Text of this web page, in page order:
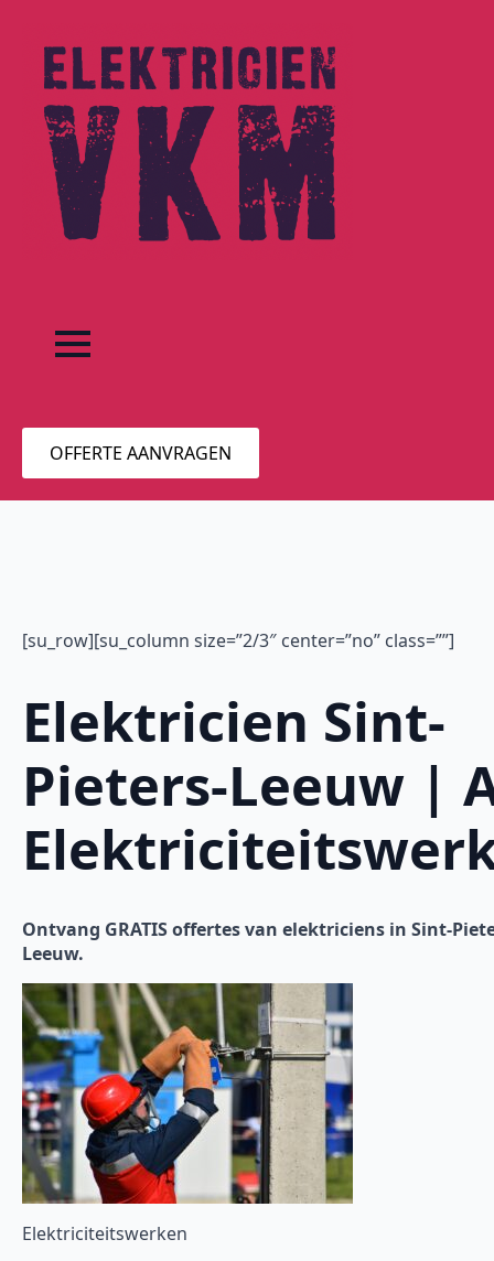
OFFERTE AANVRAGEN
[su_row][su_column size=”2/3″ center=”no” class=””]
Elektricien Sint-
Pieters-Leeuw |
Ontvang GRATIS offertes van elektriciens in Sint-
Leeuw.
Elektriciteitswerken